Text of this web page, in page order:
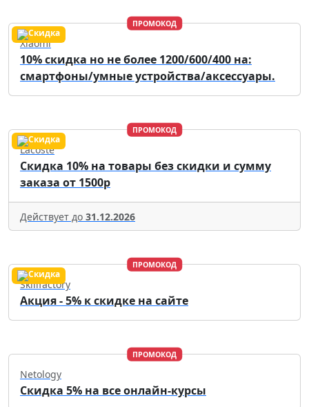
ПРОМОКОД
Xiaomi
10% скидка но не более 1200/600/400 на:
смартфоны/умные устройства/аксессуары.
ПРОМОКОД
Lacoste
Скидка 10% на товары без скидки и сумму
заказа от 1500р
Действует до 31.12.2026
ПРОМОКОД
Skillfactory
Акция - 5% к скидке на сайте
ПРОМОКОД
Netology
Скидка 5% на все онлайн-курсы